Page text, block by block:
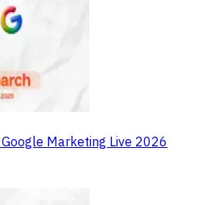
Marketing Live 2026